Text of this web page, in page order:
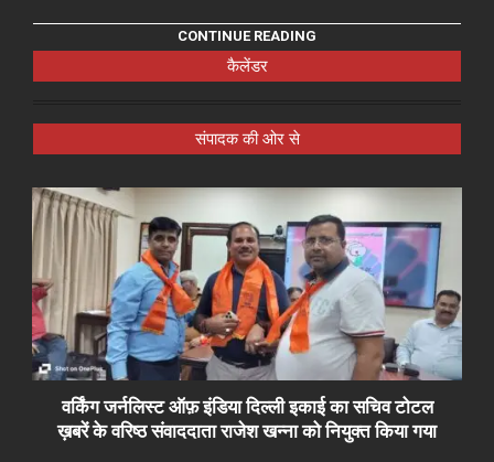
CONTINUE READING
कैलेंडर
संपादक की ओर से
वर्किंग जर्नलिस्ट ऑफ़ इंडिया दिल्ली इकाई का सचिव टोटल
ख़बरें के वरिष्ठ संवाददाता राजेश खन्ना को नियुक्त किया गया